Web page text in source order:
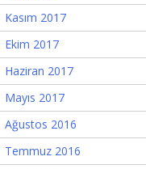
Kasım 2017
Ekim 2017
Haziran 2017
Mayıs 2017
Ağustos 2016
Temmuz 2016